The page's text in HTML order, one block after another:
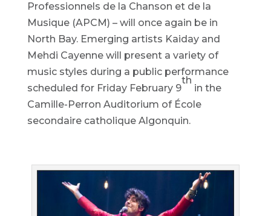
Professionnels de la Chanson et de la
Musique (APCM) – will once again be in
North Bay. Emerging artists Kaiday and
Mehdi Cayenne will present a variety of
music styles during a public performance
scheduled for Friday February 9
th
in the
Camille-Perron Auditorium of École
secondaire catholique Algonquin.